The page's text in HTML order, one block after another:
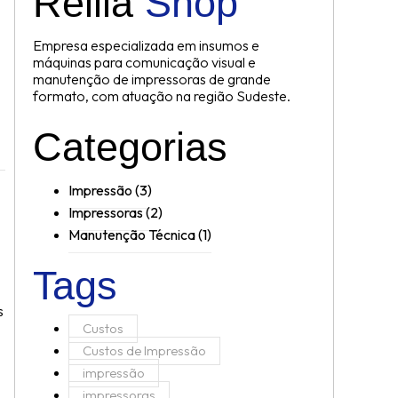
Empresa especializada em insumos e
máquinas para comunicação visual e
manutenção de impressoras de grande
formato, com atuação na região Sudeste.
Categorias
Impressão (3)
Impressoras(2)
Manutenção Técnica(1)
Tags
Custos
Custos de Impressão
impressão